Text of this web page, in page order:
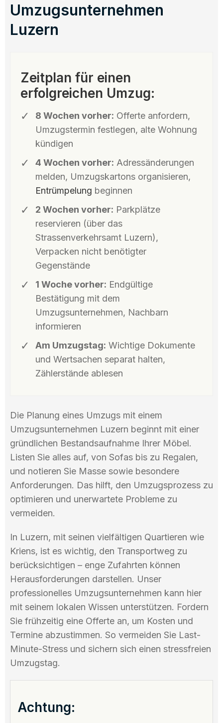
Umzugsunternehmen
Luzern
Zeitplan für einen
erfolgreichen Umzug:
8 Wochen vorher: Offerte anfordern,
Umzugstermin festlegen, alte Wohnung
kündigen
4 Wochen vorher: Adressänderungen
melden, Umzugskartons organisieren,
Entrümpelung beginnen
2 Wochen vorher: Parkplätze
reservieren (über das
Strassenverkehrsamt Luzern),
Verpacken nicht benötigter
Gegenstände
1 Woche vorher: Endgültige
Bestätigung mit dem
Umzugsunternehmen, Nachbarn
informieren
Am Umzugstag: Wichtige Dokumente
und Wertsachen separat halten,
Zählerstände ablesen
Die Planung eines Umzugs mit einem
Umzugsunternehmen Luzern beginnt mit einer
gründlichen Bestandsaufnahme Ihrer Möbel.
Listen Sie alles auf, von Sofas bis zu Regalen,
und notieren Sie Masse sowie besondere
Anforderungen. Das hilft, den Umzugsprozess zu
optimieren und unerwartete Probleme zu
vermeiden.
In Luzern, mit seinen vielfältigen Quartieren wie
Kriens, ist es wichtig, den Transportweg zu
berücksichtigen – enge Zufahrten können
Herausforderungen darstellen. Unser
professionelles Umzugsunternehmen kann hier
mit seinem lokalen Wissen unterstützen. Fordern
Sie frühzeitig eine Offerte an, um Kosten und
Termine abzustimmen. So vermeiden Sie Last-
Minute-Stress und sichern sich einen stressfreien
Umzugstag.
Achtung: